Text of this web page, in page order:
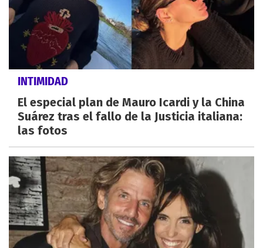
INTIMIDAD
El especial plan de Mauro Icardi y la China
Suárez tras el fallo de la Justicia italiana:
las fotos